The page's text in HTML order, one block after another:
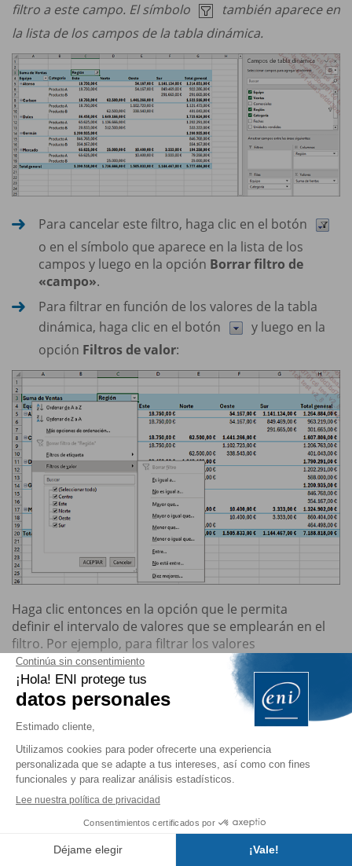
filtro a este campo. El símbolo
también aparece en
la lista de los campos de la tabla dinámica.
Para cancelar este filtro, haga clic en el botón
o en el símbolo que aparece en la lista de los
campos y luego en la opción Borrar filtro de
«campo».
Para filtrar en función de los valores de la tabla
dinámica, haga clic en el botón
y luego en la
opción Filtros de valor:
Haga clic entonces en la opción que le permita
definir el intervalo de valores que se emplearán en el
filtro. Por ejemplo, para filtrar los valores
comprendidos entre 10.000...
Está consultando un
extracto del
Para seguir leyendo...
Comprar